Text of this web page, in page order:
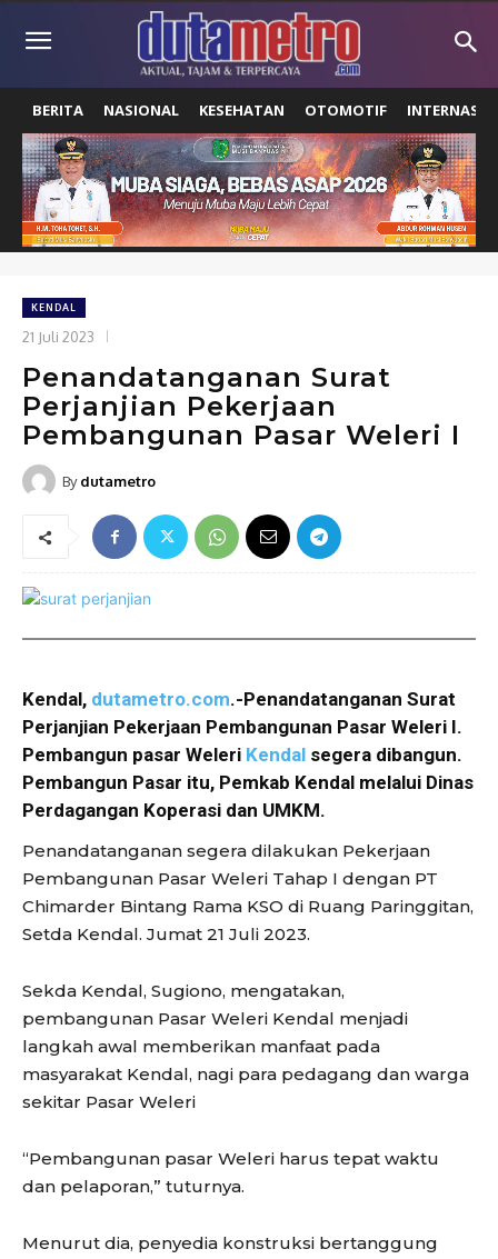
BERITA NASIONAL KESEHATAN OTOMOTIF
KENDAL
21 Juli 2023
Penandatanganan Surat
Perjanjian Pekerjaan
Pembangunan Pasar Weleri I
By dutametro
Kendal, dutametro.com.-Penandatanganan Surat
Perjanjian Pekerjaan Pembangunan Pasar Weleri I.
Pembangun pasar Weleri Kendal segera dibangun.
Pembangun Pasar itu, Pemkab Kendal melalui Dinas
Perdagangan Koperasi dan UMKM.
Penandatanganan segera dilakukan Pekerjaan
Pembangunan Pasar Weleri Tahap I dengan PT
Chimarder Bintang Rama KSO di Ruang Paringgitan,
Setda Kendal. Jumat 21 Juli 2023.
Sekda Kendal, Sugiono, mengatakan,
pembangunan Pasar Weleri Kendal menjadi
langkah awal memberikan manfaat pada
masyarakat Kendal, nagi para pedagang dan warga
sekitar Pasar Weleri
“Pembangunan pasar Weleri harus tepat waktu
dan pelaporan,” tuturnya.
Menurut dia, penyedia konstruksi bertanggung